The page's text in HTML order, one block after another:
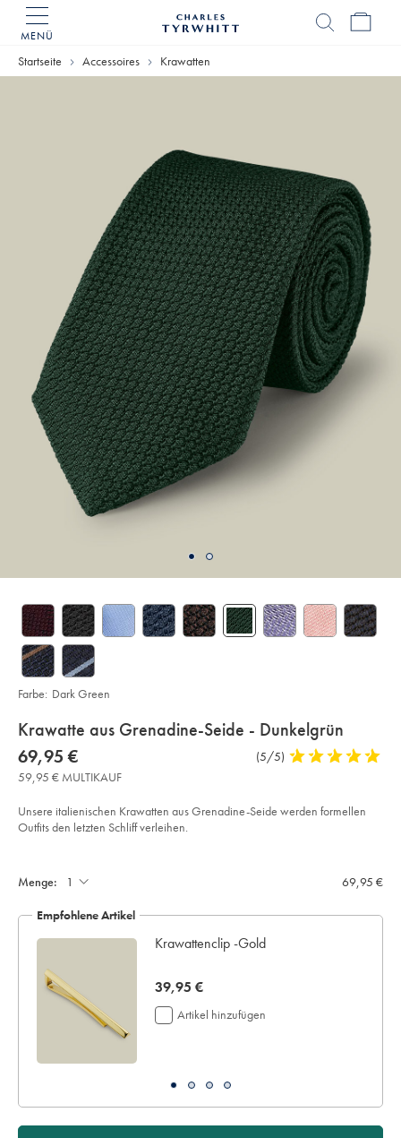
MENÜ
Home
Startseite Accessoires Krawatten
details
about
product:
Krawatte aus Grenadine-Seide - Dunkelgrün
Details
https://www.charlestyrwhitt.com/de/krawatte-
aus-
grenadine-
seide-
-
dunkelgruen/TIL0640DGN.html?
sourceCode=dmdefault
now
69,95
€
69,95 € Produktrezensionen
(5/5) 5
5
59,95 € MULTIKAUF
Unsere italienischen Krawatten aus Grenadine-Seide werden formellen
Outfits den letzten Schliff verleihen.
Farbe: Dark Green
Actions
cart
options
Menge: 69,95 €
Empfohlene Artikel
Krawattenclip -Gold
now
39,95
€
39,95 €
Artikel hinzufügen